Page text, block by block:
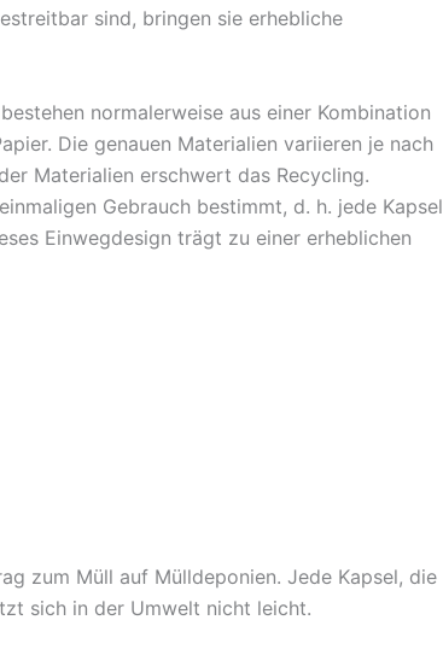
sind, bringen sie erhebliche
normalerweise aus einer Kombination
Die genauen Materialien variieren je nach
Materialien erschwert das Recycling.
Gebrauch bestimmt, d. h. jede Kapsel
Einwegdesign trägt zu einer erheblichen
zum Müll auf Mülldeponien. Jede Kapsel, die
sich in der Umwelt nicht leicht.